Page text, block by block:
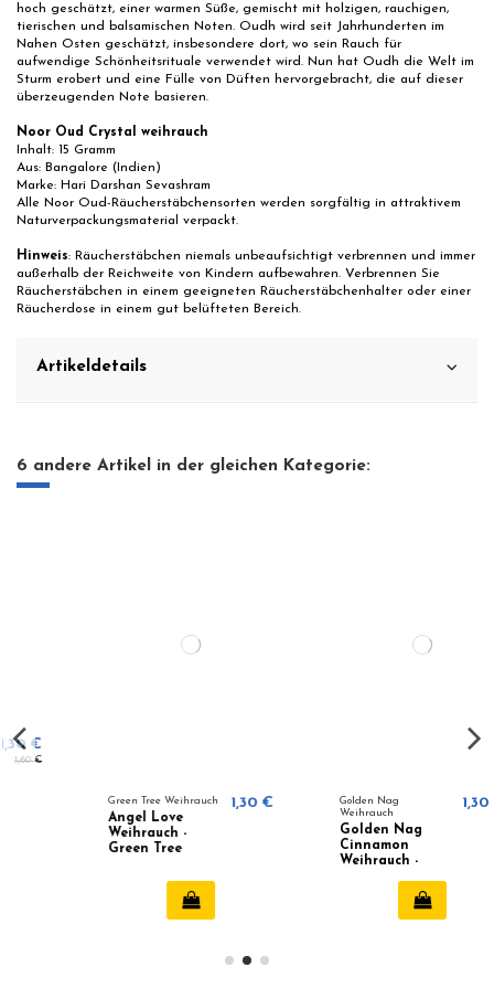
hoch geschätzt, einer warmen Süße, gemischt mit holzigen, rauchigen,
tierischen und balsamischen Noten. Oudh wird seit Jahrhunderten im
Nahen Osten geschätzt, insbesondere dort, wo sein Rauch für
aufwendige Schönheitsrituale verwendet wird. Nun hat Oudh die Welt im
Sturm erobert und eine Fülle von Düften hervorgebracht, die auf dieser
überzeugenden Note basieren.
Noor Oud Crystal weihrauch
Inhalt: 15 Gramm
Aus: Bangalore (Indien)
Marke: Hari Darshan Sevashram
Alle Noor Oud-Räucherstäbchensorten werden sorgfältig in attraktivem
Naturverpackungsmaterial verpackt.
Hinweis: Räucherstäbchen niemals unbeaufsichtigt verbrennen und immer
außerhalb der Reichweite von Kindern aufbewahren. Verbrennen Sie
Räucherstäbchen in einem geeigneten Räucherstäbchenhalter oder einer
Räucherdose in einem gut belüfteten Bereich.
Artikeldetails
6 andere Artikel in der gleichen Kategorie:
Green Tree Weihrauch
Angel Love
Weihrauch -
Green Tree
1,30 €
Golden Nag
Golden Nag
Cinnamon
Weihrauch -